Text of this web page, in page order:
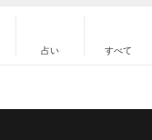
占い すべて